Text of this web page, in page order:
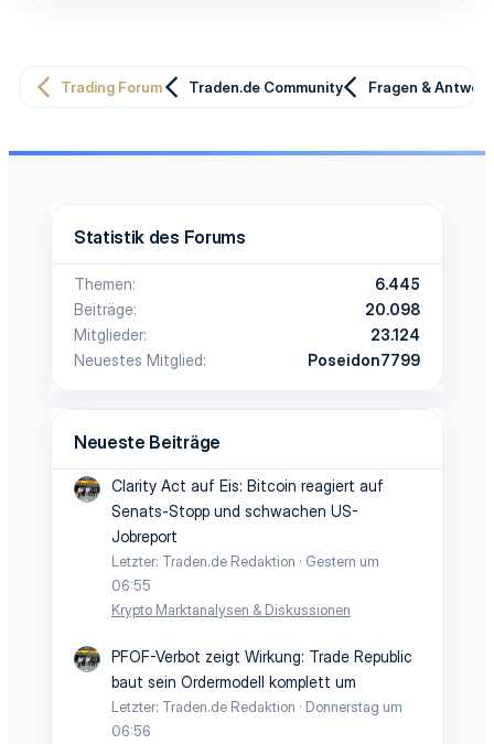
Trading Forum Traden.de Community Fragen &
Statistik des Forums
Themen
6.445
Beiträge
20.098
Mitglieder
23.124
Neuestes Mitglied
Poseidon7799
Neueste Beiträge
Clarity Act auf Eis: Bitcoin reagiert auf
Senats-Stopp und schwachen US-
Jobreport
Letzter: Traden.de Redaktion
Gestern um
06:55
Krypto Marktanalysen & Diskussionen
PFOF-Verbot zeigt Wirkung: Trade Republic
baut sein Ordermodell komplett um
Letzter: Traden.de Redaktion
Donnerstag um
06:56